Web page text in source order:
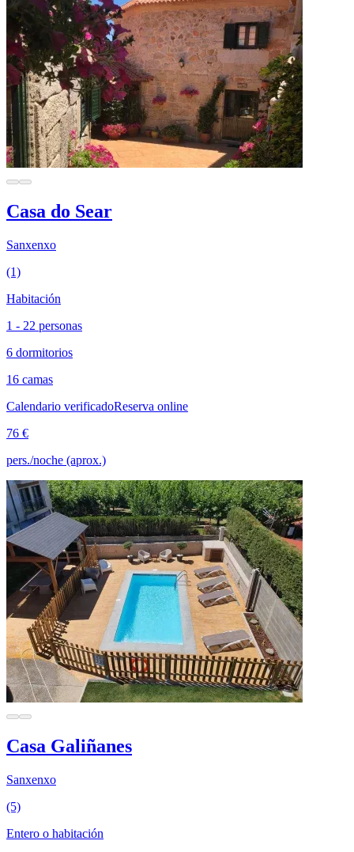
Casa do Sear
Sanxenxo
(1)
Habitación
1 - 22 personas
6 dormitorios
16 camas
Calendario verificadoReserva online
76 €
pers./noche (aprox.)
Casa Galiñanes
Sanxenxo
(5)
Entero o habitación